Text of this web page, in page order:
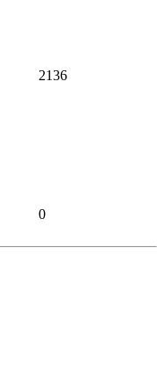
2136
0